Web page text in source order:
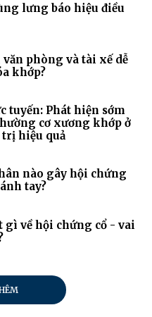
lưng báo hiệu điều
văn phòng và tài xế dễ
khớp?
tuyến: Phát hiện sớm
cơ xương khớp ở
trị hiệu quả
nào gây hội chứng
tay?
gì về hội chứng cổ - vai